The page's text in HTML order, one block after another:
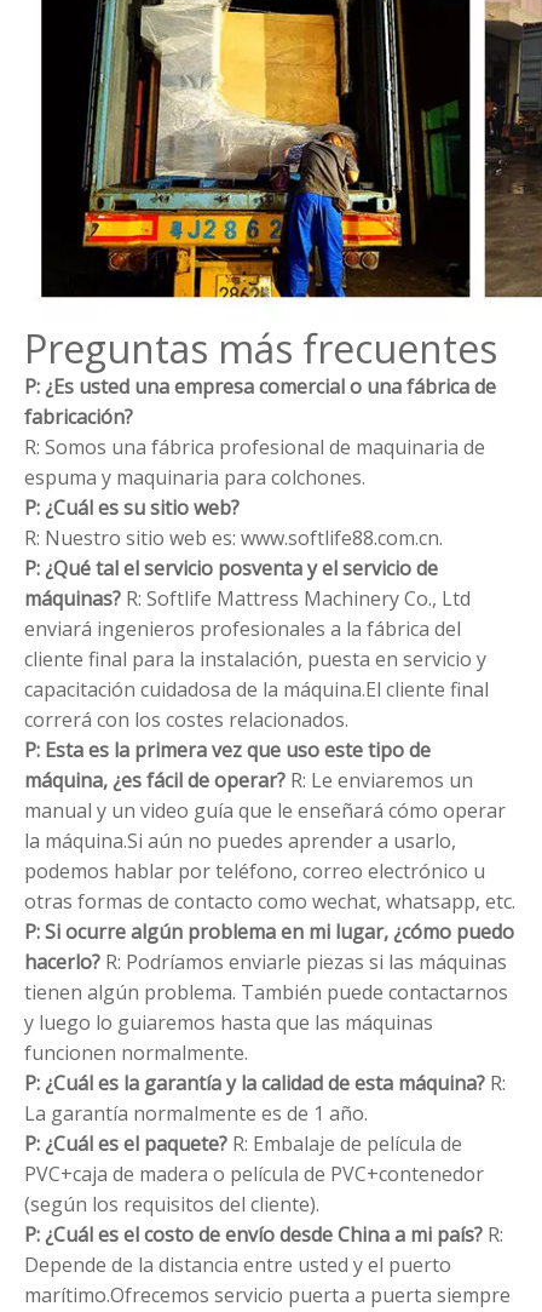
Preguntas más frecuentes
P: ¿Es usted una empresa comercial o una fábrica de
fabricación?
R: Somos una fábrica profesional de maquinaria de
espuma y maquinaria para colchones.
P: ¿Cuál es su sitio web?
R: Nuestro sitio web es: www.softlife88.com.cn.
P: ¿Qué tal el servicio posventa y el servicio de
máquinas? R: Softlife Mattress Machinery Co., Ltd
enviará ingenieros profesionales a la fábrica del
cliente final para la instalación, puesta en servicio y
capacitación cuidadosa de la máquina.El cliente final
correrá con los costes relacionados.
P: Esta es la primera vez que uso este tipo de
máquina, ¿es fácil de operar? R: Le enviaremos un
manual y un video guía que le enseñará cómo operar
la máquina.Si aún no puedes aprender a usarlo,
podemos hablar por teléfono, correo electrónico u
otras formas de contacto como wechat, whatsapp, etc.
P: Si ocurre algún problema en mi lugar, ¿cómo puedo
hacerlo? R: Podríamos enviarle piezas si las máquinas
tienen algún problema. También puede contactarnos
y luego lo guiaremos hasta que las máquinas
funcionen normalmente.
P: ¿Cuál es la garantía y la calidad de esta máquina? R:
La garantía normalmente es de 1 año.
P: ¿Cuál es el paquete? R: Embalaje de película de
PVC+caja de madera o película de PVC+contenedor
(según los requisitos del cliente).
P: ¿Cuál es el costo de envío desde China a mi país? R:
Depende de la distancia entre usted y el puerto
marítimo.Ofrecemos servicio puerta a puerta siempre